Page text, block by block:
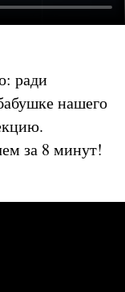
ради
нашего
за 8 минут!